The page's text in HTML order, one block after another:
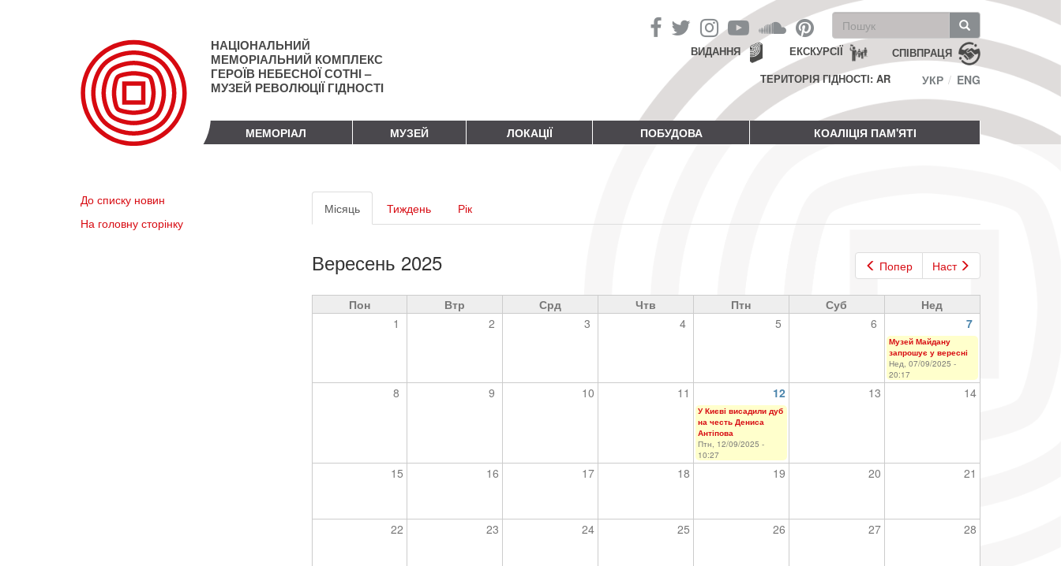
НАЦІОНАЛЬНИЙ
МЕМОРІАЛЬНИЙ КОМПЛЕКС
ГЕРОЇВ НЕБЕСНОЇ СОТНІ –
МУЗЕЙ РЕВОЛЮЦІЇ ГІДНОСТІ
Пошукова
форма
Пошук СПІВПРАЦЯ
ЕКСКУРСІЇ
ВИДАННЯ
ТЕРИТОРІЯ ГІДНОСТІ: AR
УКР ENG
МЕМОРІАЛ МУЗЕЙ ЛОКАЦІЇ ПОБУДОВА КОАЛІЦІЯ ПАМ'ЯТІ
До списку новин
На головну сторінку
Первинні
вкладки
Місяць(активна
вкладка)
Тиждень Рік
Попер Наст
Вересень 2025
Пон Втр Срд Чтв Птн Суб
Нед
1
2 3 4 5 6 7
Музей Майдану
запрошує у вересні
Нед, 07/09/2025 -
20:17
8 9 10 11 12 13 14
У Києві висадили дуб
на честь Дениса
Антіпова
Птн, 12/09/2025 -
10:27
15 16 17 18 19 20 21
22 23 24 25 26 27 28